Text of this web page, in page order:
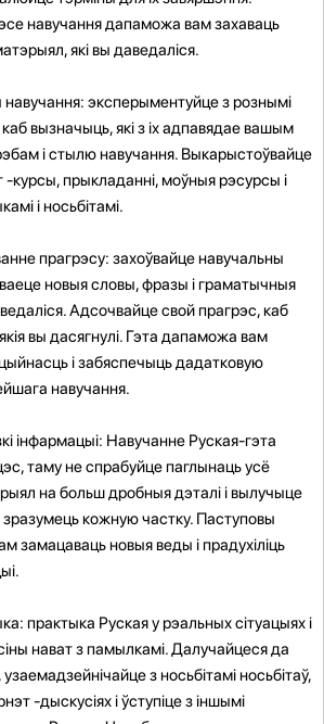
навучання дапаможа вам захаваць
які вы даведаліся.
эксперыментуйце з рознымі
вызначыць, які з іх адпавядае вашым
і стылю навучання. Выкарыстоўвайце
-курсы, прыкладанні, моўныя рэсурсы і
і носьбітамі.
прагрэсу: захоўвайце навучальны
новыя словы, фразы і граматычныя
Адсочвайце свой прагрэс, каб
вы дасягнулі. Гэта дапаможа вам
і забяспечыць дадатковую
навучання.
інфармацыі: Навучанне Руская-гэта
таму не спрабуйце паглынаць усё
на больш дробныя дэталі і вылучыце
зразумець кожную частку. Паступовы
замацаваць новыя веды і прадухіліць
практыка Руская у рэальных сітуацыях і
нават з памылкамі. Далучайцеся да
з носьбітамі носьбітаў,
-дыскусіях і ўступіце з іншымі